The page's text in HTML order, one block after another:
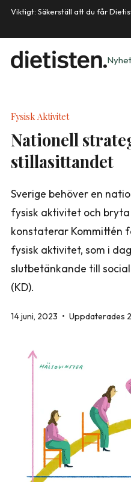
Viktigt: Säkerställ att du får
Fysisk Aktivitet
Nationell
stillasittandet
Sverige behöver en
fysisk aktivitet och
konstaterar Kommittén
fysisk aktivitet, som i
slutbetänkande till
(KD).
14 juni, 2023 • Uppdaterades